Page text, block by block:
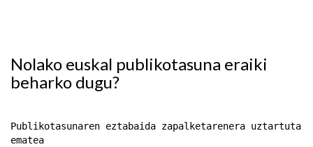
Nolako euskal publikotasuna eraiki
beharko dugu?
Publikotasunaren eztabaida zapalketarenera uztartuta
ematea